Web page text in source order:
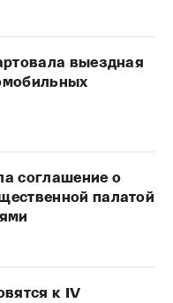
выездная
соглашение о
палатой
к IV